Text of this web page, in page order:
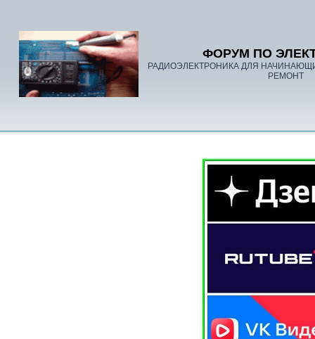
ФОРУМ ПО
РАДИОЭЛЕКТРОНИКА ДЛЯ
РЕМОНТ